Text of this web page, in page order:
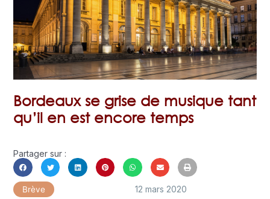
Bordeaux se grise de musique tant
qu’il en est encore temps
Partager sur :
Brève 12 mars 2020